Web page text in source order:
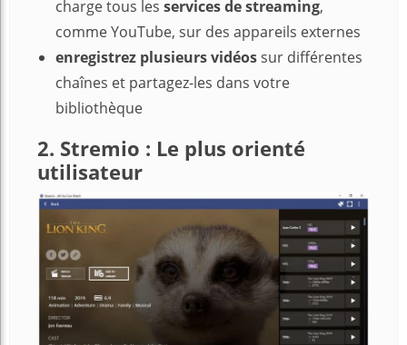
charge tous les services de streaming,
comme YouTube, sur des appareils externes
enregistrez plusieurs vidéossur différentes
chaînes et partagez-les dans votre
bibliothèque
2. Stremio : Le plus orienté
utilisateur